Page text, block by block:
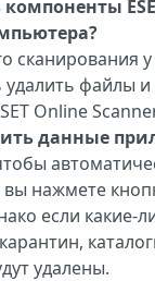
сканирования у
удалить файлы
Online
данные
вы нажмете
если какие-
удалены.